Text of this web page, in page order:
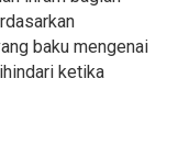
baku mengenai
ketika